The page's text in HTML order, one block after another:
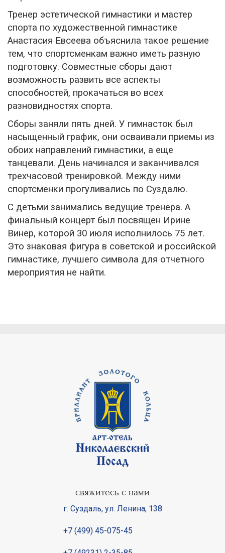
Тренер эстетической гимнастики и мастер
спорта по художественной гимнастике
Анастасия Евсеева объяснила такое решение
тем, что спортсменкам важно иметь разную
подготовку. Совместные сборы дают
возможность развить все аспекты
способностей, прокачаться во всех
разновидностях спорта.
Сборы заняли пять дней. У гимнасток был
насыщенный график, они осваивали приемы из
обоих направлений гимнастики, а еще
танцевали. День начинался и заканчивался
трехчасовой тренировкой. Между ними
спортсменки прогуливались по Суздалю.
С детьми занимались ведущие тренера. А
финальный концерт был посвящен Ирине
Винер, которой 30 июля исполнилось 75 лет.
Это знаковая фигура в советской и российской
гимнастике, лучшего символа для отчетного
мероприятия не найти.
свяжитесь с нами
г. Суздаль, ул. Ленина, 138
+7 (499) 45-075-45